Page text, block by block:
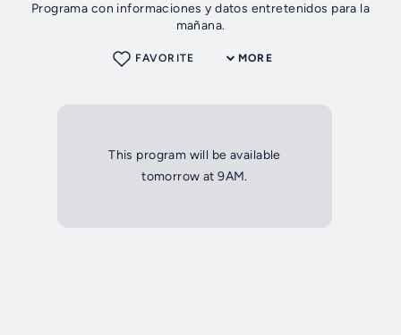
Programa con informaciones y datos entretenidos para la
mañana.
MORE
FAVORITE
This program will be available
tomorrow at 9AM.